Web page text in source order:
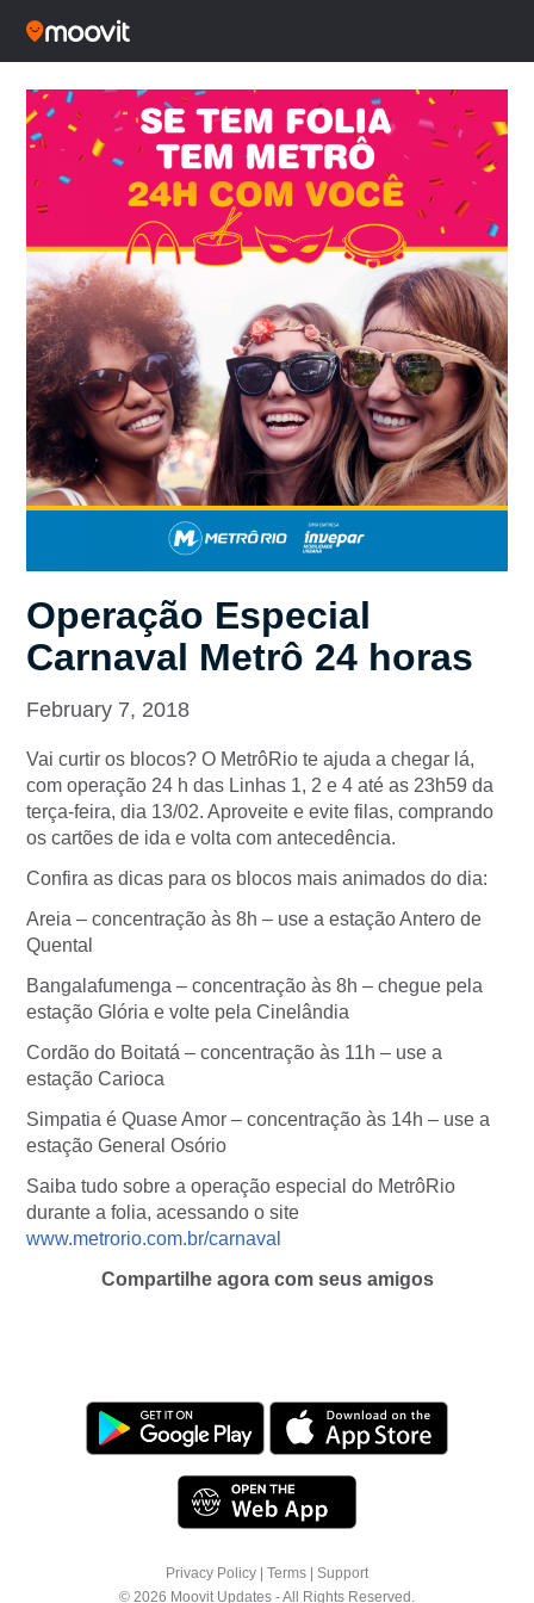
Operação Especial
Carnaval Metrô 24 horas
February 7, 2018
Vai curtir os blocos? O MetrôRio te ajuda a chegar lá,
com operação 24 h das Linhas 1, 2 e 4 até as 23h59 da
terça-feira, dia 13/02. Aproveite e evite filas, comprando
os cartões de ida e volta com antecedência.
Confira as dicas para os blocos mais animados do dia:
Areia – concentração às 8h – use a estação Antero de
Quental
Bangalafumenga – concentração às 8h – chegue pela
estação Glória e volte pela Cinelândia
Cordão do Boitatá – concentração às 11h – use a
estação Carioca
Simpatia é Quase Amor – concentração às 14h – use a
estação General Osório
Saiba tudo sobre a operação especial do MetrôRio
durante a folia, acessando o site
www.metrorio.com.br/carnaval
Compartilhe agora com seus amigos
Privacy Policy Terms
Support
© 2026 Moovit Updates - All Rights Reserved.